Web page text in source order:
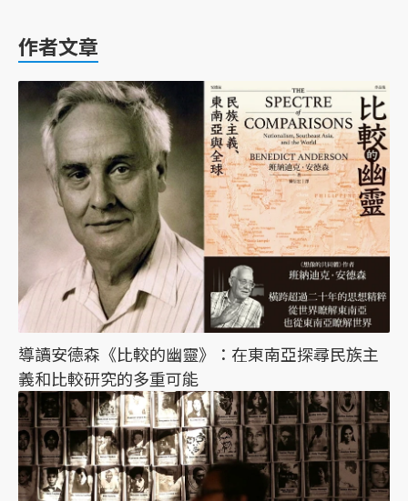
作者文章
導讀安德森《比較的幽靈》：在東南亞探尋民族主
義和比較研究的多重可能